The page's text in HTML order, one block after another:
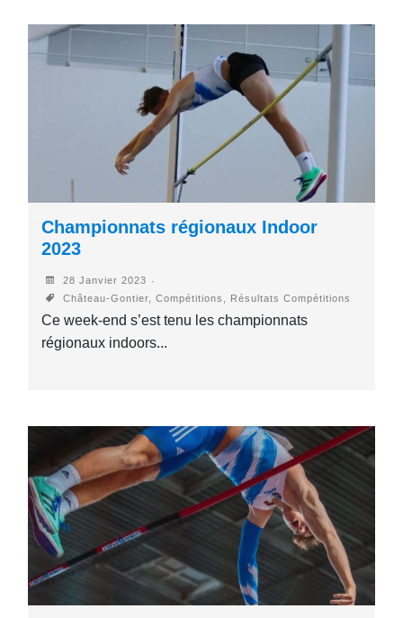
Championnats régionaux Indoor
2023
28 Janvier 2023
Château-Gontier, Compétitions, Résultats Compétitions
Ce week-end s’est tenu les championnats
régionaux indoors...